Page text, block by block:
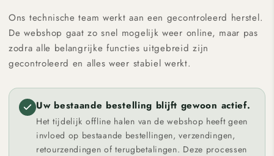
Ons technische team werkt aan een gecontroleerd herstel.
De webshop gaat zo snel mogelijk weer online, maar pas
zodra alle belangrijke functies uitgebreid zijn
gecontroleerd en alles weer stabiel werkt.
Uw bestaande bestelling blijft gewoon actief.
Het tijdelijk offline halen van de webshop heeft geen
invloed op bestaande bestellingen, verzendingen,
retourzendingen of terugbetalingen. Deze processen